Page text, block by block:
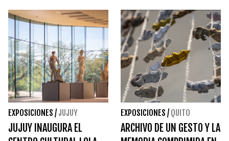
EXPOSICIONES / JUJUY
JUJUY INAUGURA EL
EXPOSICIONES / QUITO
ARCHIVO DE UN GESTO Y LA